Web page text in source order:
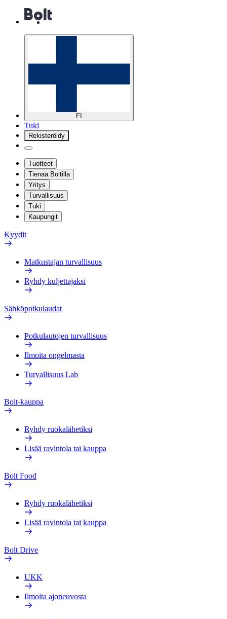
FI
Tuki
Rekisteröidy
Tuotteet
Tienaa Boltilla
Yritys
Turvallisuus
Tuki
Kaupungit
Kyydit
Matkustajan turvallisuus
Ryhdy kuljettajaksi
Sähköpotkulaudat
Potkulautojen turvallisuus
Ilmoita ongelmasta
Turvallisuus Lab
Bolt-kauppa
Ryhdy ruokalähetiksi
Lisää ravintola tai kauppa
Bolt Food
Ryhdy ruokalähetiksi
Lisää ravintola tai kauppa
Bolt Drive
UKK
Ilmoita ajoneuvosta